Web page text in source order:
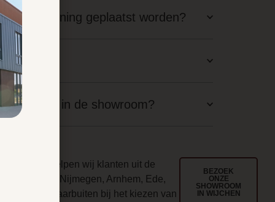
woning geplaatst worden?
nodig?
in de showroom?
jarenlang helpen wij klanten uit de
Wijchen, Nijmegen, Arnhem, Ede,
en ver daarbuiten bij het kiezen van
BEZOEK
ONZE
SHOWROOM
IN WIJCHEN